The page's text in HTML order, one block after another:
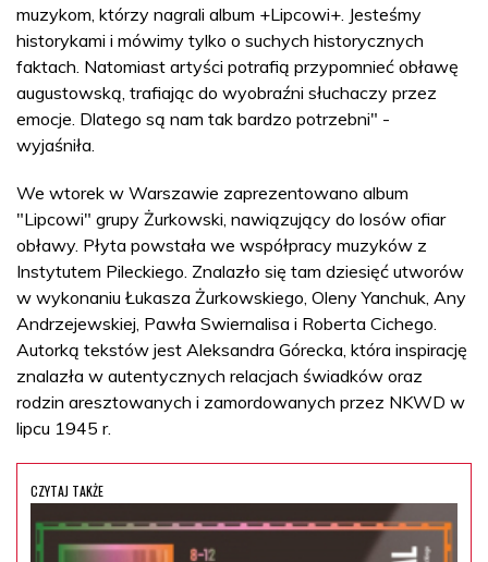
muzykom, którzy nagrali album +Lipcowi+. Jesteśmy
historykami i mówimy tylko o suchych historycznych
faktach. Natomiast artyści potrafią przypomnieć obławę
augustowską, trafiając do wyobraźni słuchaczy przez
emocje. Dlatego są nam tak bardzo potrzebni" -
wyjaśniła.
We wtorek w Warszawie zaprezentowano album
"Lipcowi" grupy Żurkowski, nawiązujący do losów ofiar
obławy. Płyta powstała we współpracy muzyków z
Instytutem Pileckiego. Znalazło się tam dziesięć utworów
w wykonaniu Łukasza Żurkowskiego, Oleny Yanchuk, Any
Andrzejewskiej, Pawła Swiernalisa i Roberta Cichego.
Autorką tekstów jest Aleksandra Górecka, która inspirację
znalazła w autentycznych relacjach świadków oraz
rodzin aresztowanych i zamordowanych przez NKWD w
lipcu 1945 r.
CZYTAJ TAKŻE